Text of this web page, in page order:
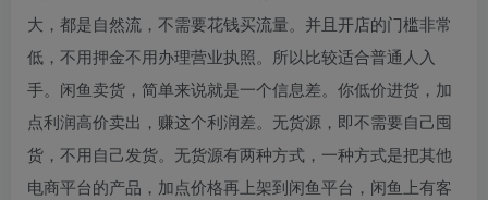
大，都是自然流，不需要花钱买流量。并且开店的门槛非常
低，不用押金不用办理营业执照。所以比较适合普通人入
手。闲鱼卖货，简单来说就是一个信息差。你低价进货，加
点利润高价卖出，赚这个利润差。无货源，即不需要自己囤
货，不用自己发货。无货源有两种方式，一种方式是把其他
电商平台的产品，加点价格再上架到闲鱼平台，闲鱼上有客